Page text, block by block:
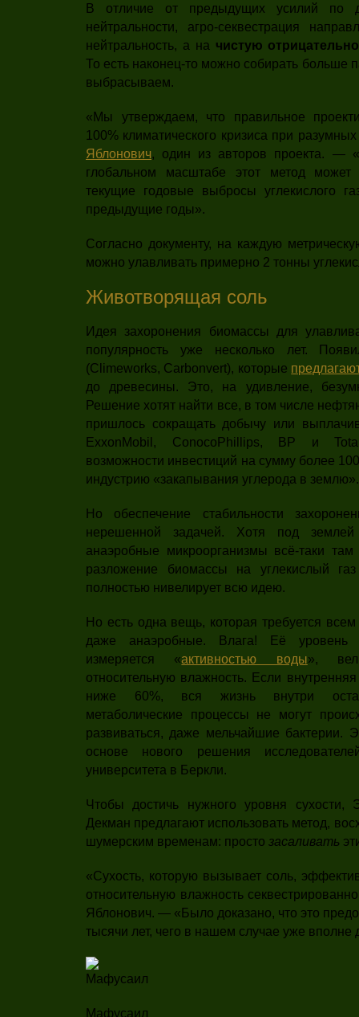
В отличие от предыдущих усилий по
нейтральности, агро-секвестрация
нейтральность, а на чистую
То есть наконец-то можно собирать больше
выбрасываем.
«Мы утверждаем, что правильное
100% климатического кризиса при
Яблонович, один из авторов проекта. —
глобальном масштабе этот метод
текущие годовые выбросы углекислого
предыдущие годы».
Согласно документу, на каждую
можно улавливать примерно 2 тонны
Животворящая соль
Идея захоронения биомассы для
популярность уже несколько лет.
(Climeworks, Carbonvert), которые
до древесины. Это, на удивление,
Решение хотят найти все, в том числе
пришлось сокращать добычу или
ExxonMobil, ConocoPhillips, BP и
возможности инвестиций на сумму более
индустрию «закапывания углерода в землю».
Но обеспечение стабильности
нерешенной задачей. Хотя под
анаэробные микроорганизмы всё-таки
разложение биомассы на углекислый
полностью нивелирует всю идею.
Но есть одна вещь, которая требуется
даже анаэробные. Влага! Её уровень
измеряется «активностью воды»,
относительную влажность. Если
ниже 60%, вся жизнь внутри
метаболические процессы не могут
развиваться, даже мельчайшие бактерии.
основе нового решения
университета в Беркли.
Чтобы достичь нужного уровня
Декман предлагают использовать метод,
шумерским временам: просто засаливать
«Сухость, которую вызывает соль,
относительную влажность
Яблонович. — «Было доказано, что это
тысячи лет, чего в нашем случае уже вполне
Мафусаил